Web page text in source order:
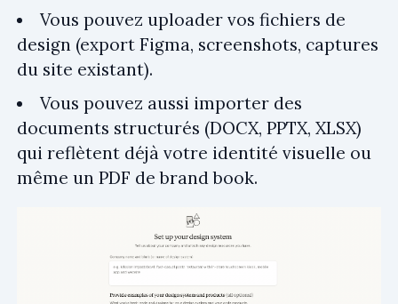
Vous pouvez uploader vos fichiers de
design (export Figma, screenshots, captures
du site existant).
Vous pouvez aussi importer des
documents structurés (DOCX, PPTX, XLSX)
qui reflètent déjà votre identité visuelle ou
même un PDF de brand book.